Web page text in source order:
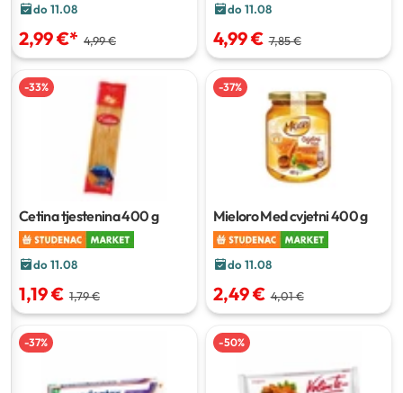
do 11.08
2,99 €* 4,99 €
do 11.08
4,99 € 7,85 €
-33%
Cetina tjestenina400 g
do 11.08
1,19 € 1,79 €
-37%
Mieloro Med cvjetni400 g
do 11.08
2,49 € 4,01 €
-37% -50%